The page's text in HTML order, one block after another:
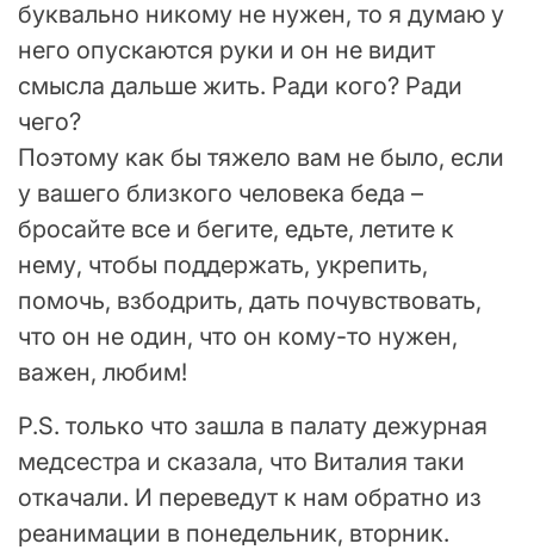
буквально никому не нужен, то я думаю у
него опускаются руки и он не видит
смысла дальше жить. Ради кого? Ради
чего?
Поэтому как бы тяжело вам не было, если
у вашего близкого человека беда –
бросайте все и бегите, едьте, летите к
нему, чтобы поддержать, укрепить,
помочь, взбодрить, дать почувствовать,
что он не один, что он кому-то нужен,
важен, любим!
P.S. только что зашла в палату дежурная
медсестра и сказала, что Виталия таки
откачали. И переведут к нам обратно из
реанимации в понедельник, вторник.